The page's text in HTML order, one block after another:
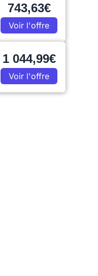
743,63€
Voir l'offre
1 044,99€
Voir l'offre